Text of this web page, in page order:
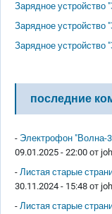
Зарядное устройство
Зарядное устройство
Зарядное устройство
последние
- Электрофон "Волна-
09.01.2025 - 22:00 от
- Листая старые
30.11.2024 - 15:48 от
- Листая старые